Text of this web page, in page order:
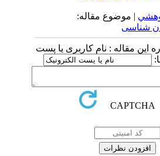
| موضوع مقاله:
شناسی
این مقاله : نام کاربری یا پست